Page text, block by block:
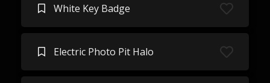
White Key Badge
Electric Photo Pit Halo